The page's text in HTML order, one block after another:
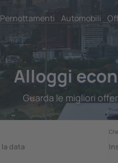
Pernottamenti Automobili
Alloggi
Guarda le migliori